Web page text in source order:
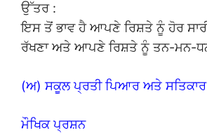
ਉੱਤਰ :
ਇਸ ਤੋਂ ਭਾਵ ਹੈ ਆਪਣੇ ਰਿਸ਼ਤੇ ਨੂੰ ਹੋਰ
ਰੱਖਣਾ ਅਤੇ ਆਪਣੇ ਰਿਸ਼ਤੇ ਨੂੰ ਤਨ-ਮਨ-ਧਨ
(ਅ) ਸਕੂਲ ਪ੍ਰਤੀ ਪਿਆਰ ਅਤੇ ਸਤਿਕਾਰ
ਮੌਖਿਕ ਪ੍ਰਸ਼ਨ